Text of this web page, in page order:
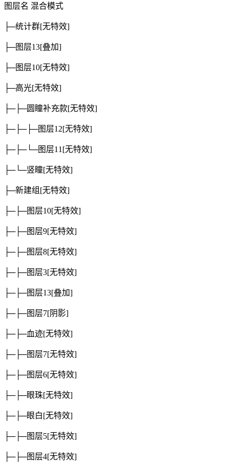
图层名 混合模式
├─统计群[无特效]
├─图层13[叠加]
├─图层10[无特效]
├─高光[无特效]
├─├─圆瞳补充款[无特效]
├─├─├─图层12[无特效]
├─├─└─图层11 [无特效]
├─└─竖瞳[无特效]
├─新建组 [无特效]
├─├─图层10[无特效]
├─├─图层9[无特效]
├─├─图层8[无特效]
├─├─图层3[无特效]
├─├─图层13[叠加]
├─├─图层7[阴影]
├─├─血迹[无特效]
├─├─图层7[无特效]
├─├─图层6[无特效]
├─├─眼珠[无特效]
├─├─眼白[无特效]
├─├─图层5[无特效]
├─├─图层4[无特效]